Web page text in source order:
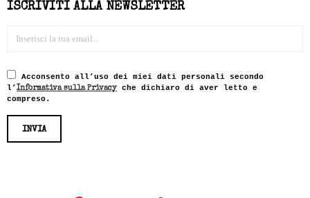
ISCRIVITI ALLA NEWSLETTER
Acconsento all’uso dei miei dati personali secondo
l’ Informativa sulla Privacy che dichiaro di aver letto e
compreso.